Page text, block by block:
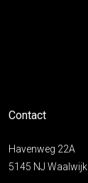
Contact
Havenweg 22A
5145 NJ Waalwijk